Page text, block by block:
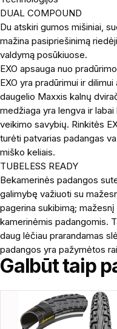
DUAL COMPOUND
Du atskiri gumos mišiniai,
mažina pasipriešinimą
valdymą posūkiuose.
EXO apsauga nuo pradūrimo
EXO yra pradūrimui ir
daugelio Maxxis kalnų
medžiaga yra lengva ir
veikimo savybių. Rinkitės
turėti patvarias padangas
miško keliais.
TUBELESS READY
Bekamerinės padangos
galimybę važiuoti su
pagerina sukibimą;
kamerinėmis padangomis.
daug lėčiau prarandamas
padangos yra pažymėtos
Galbūt taip